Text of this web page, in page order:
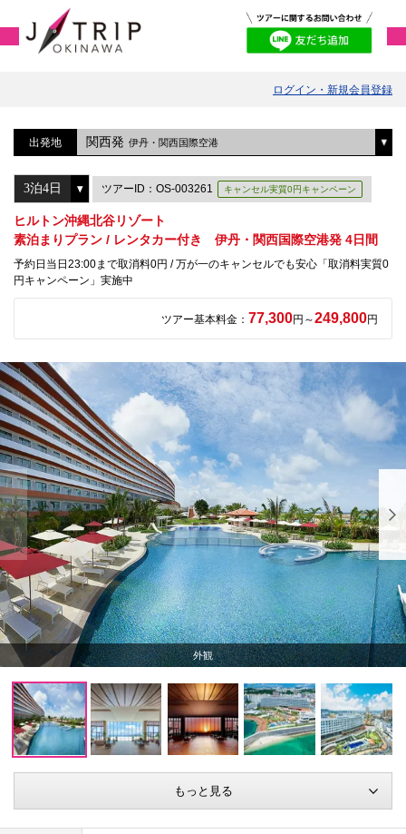
ログイン・新規会員登録
出発地 関西発 伊丹・関西国際空港
ツアーID：OS-003261 キャンセル実質0円キャンペーン
ヒルトン沖縄北谷リゾート
素泊まりプラン / レンタカー付き 伊丹・関西国際空港発 4日間
予約日当日23:00まで取消料0円 / 万が一のキャンセルでも安心「取消料実質0
円キャンペーン」実施中
ツアー基本料金： 77,300円～249,800円
外観
もっと見る